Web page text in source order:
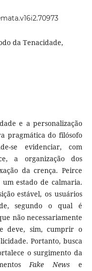
da Tenacidade,
e a personalização
pragmática do filósofo
se evidenciar, com
a organização dos
da crença. Peirce
estado de calmaria.
estável, os usuários
segundo o qual é
não necessariamente
deve, sim, cumprir o
Portanto, busca
o surgimento da
Fake Newse